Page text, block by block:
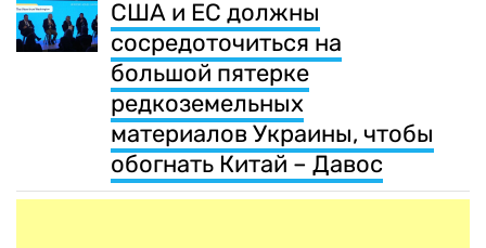
США и ЕС должны
сосредоточиться на
большой пятерке
редкоземельных
материалов Украины, чтобы
обогнать Китай – Давос